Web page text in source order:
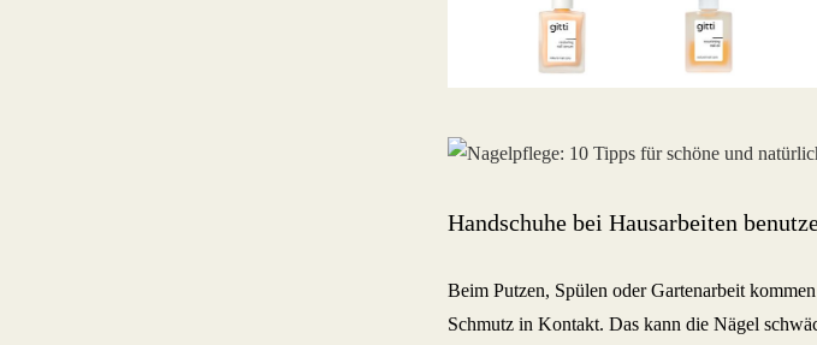
Handschuhe bei Hausarbeiten
Beim Putzen, Spülen oder Gartenarbeit
Schmutz in Kontakt. Das kann die Nägel